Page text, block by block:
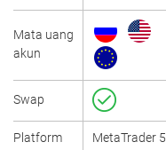
Mata uang
akun
Swap
Platform MetaTrader 5